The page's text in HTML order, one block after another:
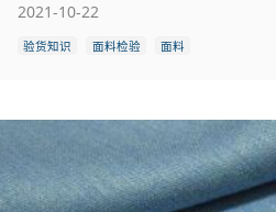
2021-10-22
验货知识 面料检验 面料